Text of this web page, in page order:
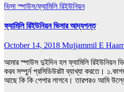
ভিসাস্পাউস/ফ্যামিলি রিইউনিয়ন
ফ্যামিলি রিইউনিয়ন ভিসার আদ্যপন্ত
October 14, 2018 Mujjammil E
আমার স্পাউস দুইদিন হল ফ্যামিলি রিইউনিয়ন
করব সম্পুর্ন প্রসিডিউরটা ব্যাখ্যা করতে।
আছে কি কি পেপার লাগবে। তারপরও আমি